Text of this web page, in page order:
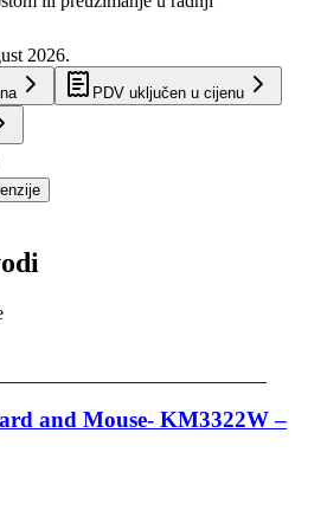
2026.
PDV uključen u cijenu
and Mouse- KM3322W –